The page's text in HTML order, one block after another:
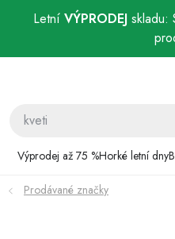
Letní VÝPRODEJskladu:
Výprodej až 75 %Horké letní dny
Bazénová sezóna
Zahrada
Prodávané značky